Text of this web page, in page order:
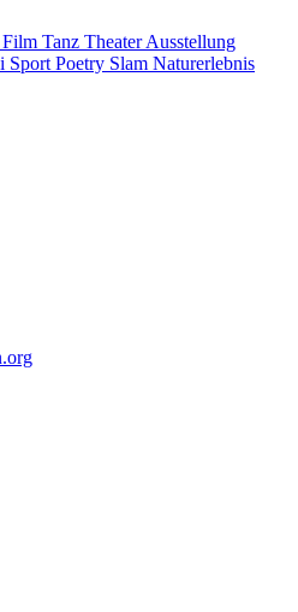
Film Tanz TheaterAusstellung
Sport Poetry Slam Naturerlebnis